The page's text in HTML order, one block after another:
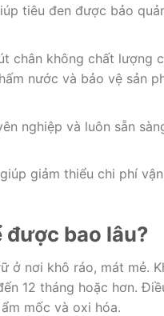
tiêu đen được bảo
chân không chất lượng
nước và bảo vệ sản
nghiệp và luôn sẵn
giảm thiểu chi phí
được bao lâu?
ở nơi khô ráo, mát mẻ.
12 tháng hoặc hơn.
mốc và oxi hóa.